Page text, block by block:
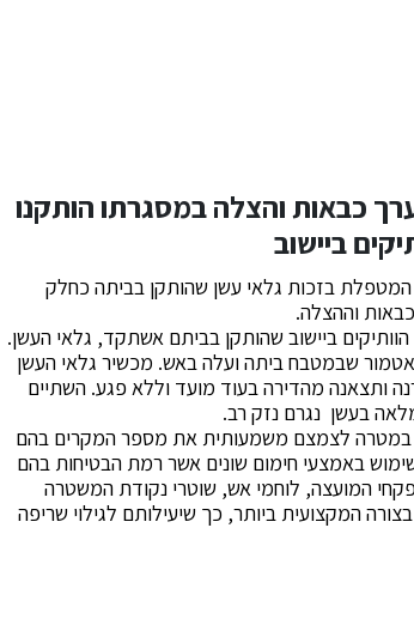
כבאות והצלה במסגרתו הותקנו
ביישוב
המטפלת בזכות גלאי עשן שהותקן בביתה כחלק
וההצלה.
ביישוב שהותקן בביתם אשתקד, גלאי העשן.
האטמור שבמטבח ביתה ועלה באש. מכשיר גלאי העשן
ותצאנה מהדירה בעוד מועד וללא פגע. השתיים
בעשן נגרם נזק רב.
במטרה לצמצם משמעותית את מספר המקרים בהם
באמצעי חימום שונים אשר רמת הבטיחות בהם
המועצה, לוחמי אש, שוטרי נקודת המשטרה
המקצועית ביותר, כך שיעילותם לגילוי שריפה